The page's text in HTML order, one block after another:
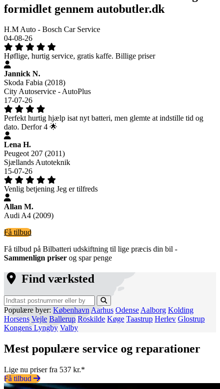
formidlet gennem autobutler.dk
H.M Auto - Bosch Car Service
04-08-26
Høflige, hurtig service, gratis kaffe. Billige priser
Jannick N.
Skoda Fabia (2018)
City Autoservice - AutoPlus
17-07-26
Perfekt hurtig hjælp isat nyt batteri, men glemte at indstille tid og
dato. Derfor 4 🌟
Lena H.
Peugeot 207 (2011)
Sjællands Autoteknik
15-07-26
Venlig betjening Jeg er tilfreds
Allan M.
Audi A4 (2009)
Få tilbud
Få tilbud på Bilbatteri udskiftning til lige præcis din bil -
Sammenlign priser og spar penge
Find værksted
Populære byer: København Aarhus Odense Aalborg Kolding
Horsens Vejle Ballerup Roskilde Køge Taastrup Herlev Glostrup
Kongens Lyngby Valby
Mest populære service og reparationer
Lige nu priser fra 537 kr.*
Få tilbud